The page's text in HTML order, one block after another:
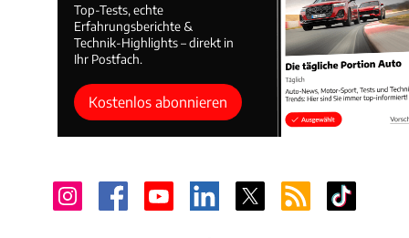
Top-Tests, echte
Erfahrungsberichte &
Technik-Highlights – direkt in
Ihr Postfach.
Kostenlos abonnieren